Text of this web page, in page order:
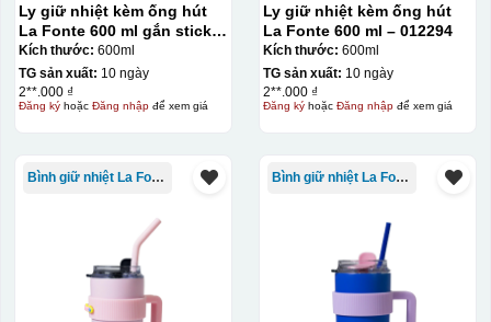
Ly giữ nhiệt kèm ống hút
La Fonte 600 ml gắn sticker
– 012294
Kích thước: 600ml
TG sản xuất: 10 ngày
2**.000 ₫
Đăng kýhoặc Đăng nhậpđể xem giá
Ly giữ nhiệt kèm ống hút
La Fonte 600 ml – 012294
Kích thước: 600ml
TG sản xuất: 10 ngày
2**.000 ₫
Đăng kýhoặc Đăng nhậpđể xem giá
Bình giữ nhiệt La Fonte Bình giữ nhiệt La Fonte